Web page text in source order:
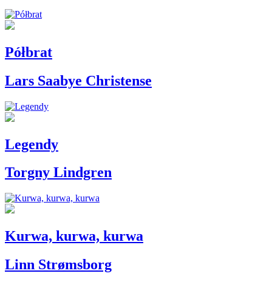
Półbrat
Lars Saabye Christense
Legendy
Torgny Lindgren
Kurwa, kurwa, kurwa
Linn Strømsborg